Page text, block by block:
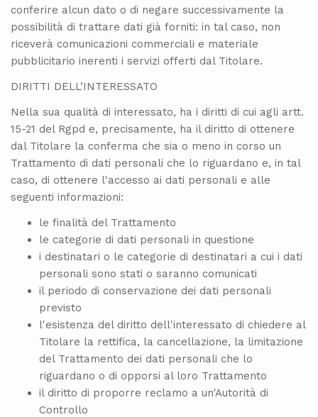
conferire alcun dato o di negare successivamente la
possibilità di trattare dati già forniti: in tal caso, non
riceverà comunicazioni commerciali e materiale
pubblicitario inerenti i servizi offerti dal Titolare.
DIRITTI DELL’INTERESSATO
Nella sua qualità di interessato, ha i diritti di cui agli artt.
15-21 del Rgpd e, precisamente, ha il diritto di ottenere
dal Titolare la conferma che sia o meno in corso un
Trattamento di dati personali che lo riguardano e, in tal
caso, di ottenere l'accesso ai dati personali e alle
seguenti informazioni:
le finalità del Trattamento
le categorie di dati personali in questione
i destinatari o le categorie di destinatari a cui i dati
personali sono stati o saranno comunicati
il periodo di conservazione dei dati personali
previsto
l'esistenza del diritto dell'interessato di chiedere al
Titolare la rettifica, la cancellazione, la limitazione
del Trattamento dei dati personali che lo
riguardano o di opporsi al loro Trattamento
il diritto di proporre reclamo a un'Autorità di
Controllo